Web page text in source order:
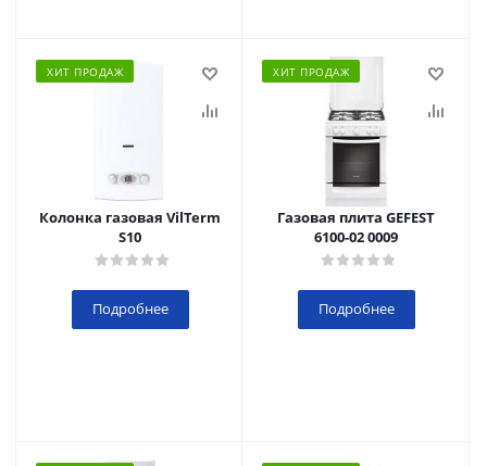
ХИТ ПРОДАЖ
Колонка газовая VilTerm
S10
Подробнее
ХИТ ПРОДАЖ
Газовая плита GEFEST
6100-02 0009
Подробнее